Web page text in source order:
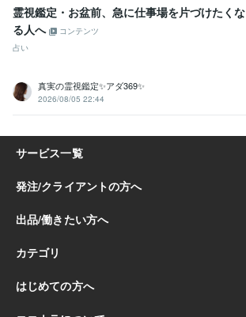
霊視鑑定・お盆前、急に仕事場を片づけたくな
る人へ
コンテンツ
占い
真実の霊視鑑定✨アダ369✨
2026/08/05 22:44